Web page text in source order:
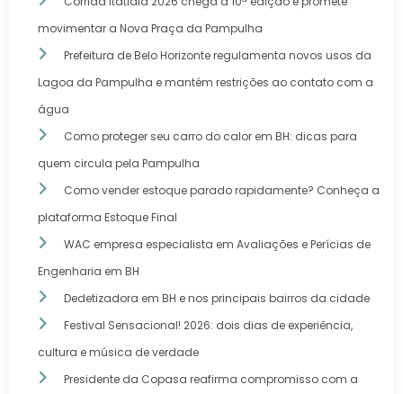
movimentar a Nova Praça da Pampulha
Prefeitura de Belo Horizonte regulamenta novos usos da
Lagoa da Pampulha e mantém restrições ao contato com a
água
Como proteger seu carro do calor em BH: dicas para
quem circula pela Pampulha
Como vender estoque parado rapidamente? Conheça a
plataforma Estoque Final
WAC empresa especialista em Avaliações e Perícias de
Engenharia em BH
Dedetizadora em BH e nos principais bairros da cidade
Festival Sensacional! 2026: dois dias de experiência,
cultura e música de verdade
Presidente da Copasa reafirma compromisso com a